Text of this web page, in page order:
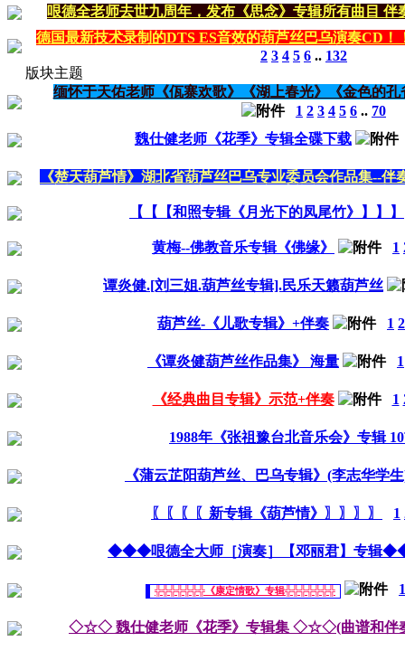
哏德全老师去世九周年，发布《思念》专辑所有曲目 伴
德国最新技术录制的DTS ES音效的葫芦丝巴乌演奏CD！
2 3 4 5 6 .. 132
版块主题
缅怀于天佑老师《佤寨欢歌》《湖上春光》《金色的
1 2 3 4 5 6 .. 70
魏仕健老师《花季》专辑全碟下载
《楚天葫芦情》湖北省葫芦丝巴乌专业委员会作品集--伴
【【【和照专辑《月光下的凤尾竹》】】】
黄梅--佛教音乐专辑《佛缘》 1
谭炎健.[刘三姐.葫芦丝专辑].民乐天籁葫芦丝
葫芦丝-《儿歌专辑》+伴奏 1 2
《谭炎健葫芦丝作品集》 海量 1
《经典曲目专辑》示范+伴奏 1
1988年《张祖豫台北音乐会》专辑
《蒲云芷阳葫芦丝、巴乌专辑》(李志华学
〖〖〖〖新专辑《葫芦情》〗〗〗〗 1
◆◆◆哏德全大师［演奏］【邓丽君】专辑
╬╬╬╬╬╬╬《康定情歌》专辑╬╬╬╬╬╬╬ 1
◇☆◇ 魏仕健老师《花季》专辑集 ◇☆◇(曲谱和伴